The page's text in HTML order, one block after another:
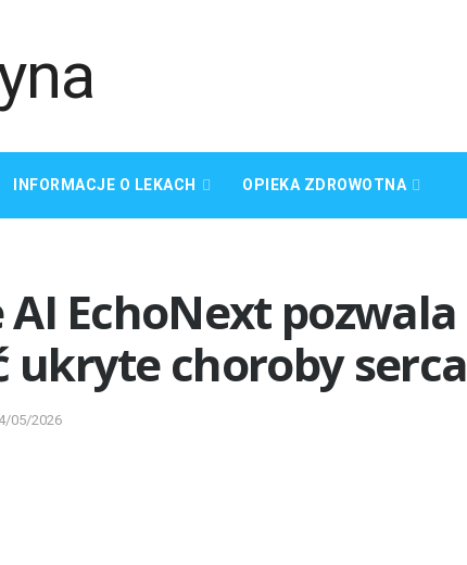
INFORMACJE O LEKACH OPIEKA ZDROWOTNA
AI EchoNext pozwala
choroby serca
05/2026